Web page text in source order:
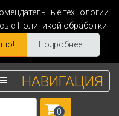
технологии.
с Политикой обработки
Подробнее...
НАВИГАЦИЯ
0